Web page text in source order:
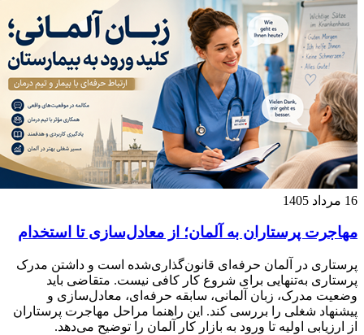
16 مرداد 1405
مهاجرت پرستاران به آلمان؛ از معادل‌سازی تا استخدام
پرستاری در آلمان حرفه‌ای قانون‌گذاری‌شده است و داشتن مدرک
پرستاری به‌تنهایی برای شروع کار کافی نیست. متقاضی باید
وضعیت مدرک، زبان آلمانی، سابقه حرفه‌ای، معادل‌سازی و
پیشنهاد شغلی را بررسی کند. این راهنما مراحل مهاجرت پرستاران
از ارزیابی اولیه تا ورود به بازار کار آلمان را توضیح می‌دهد.